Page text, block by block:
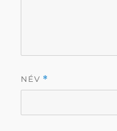
NÉV *